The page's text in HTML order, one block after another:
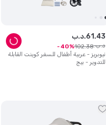
نيوبريز - عربية أطفال للسفر كوينت القابلة
للتدوير - بيج
د.ب.61 .43
د.ب. 102.38
40